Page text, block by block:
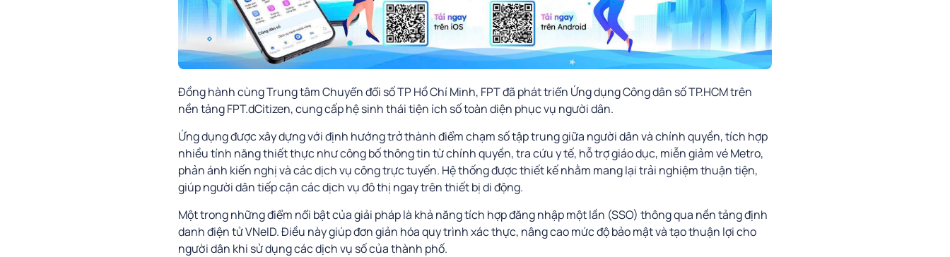
Đồng hành cùng Trung tâm Chuyển đổi số TP Hồ Chí Minh, FPT đã phát triển Ứng dụng Công dân số TP.HCM trên
nền tảng FPT.dCitizen, cung cấp hệ sinh thái tiện ích số toàn diện phục vụ người dân.
Ứng dụng được xây dựng với định hướng trở thành điểm chạm số tập trung giữa người dân và chính quyền, tích hợp
nhiều tính năng thiết thực như công bố thông tin từ chính quyền, tra cứu y tế, hỗ trợ giáo dục, miễn giảm vé Metro,
phản ánh kiến nghị và các dịch vụ công trực tuyến. Hệ thống được thiết kế nhằm mang lại trải nghiệm thuận tiện,
giúp người dân tiếp cận các dịch vụ đô thị ngay trên thiết bị di động.
Một trong những điểm nổi bật của giải pháp là khả năng tích hợp đăng nhập một lần (SSO) thông qua nền tảng định
danh điện tử VNeID. Điều này giúp đơn giản hóa quy trình xác thực, nâng cao mức độ bảo mật và tạo thuận lợi cho
người dân khi sử dụng các dịch vụ số của thành phố.